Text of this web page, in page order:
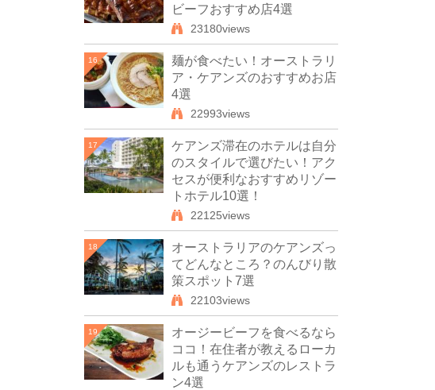
ビーフおすすめ店4選
23180views
16
麺が食べたい！オーストラリ
ア・ケアンズのおすすめお店
4選
22993views
17
ケアンズ滞在のホテルは自分
のスタイルで選びたい！アク
セスが便利なおすすめリゾー
トホテル10選！
22125views
18
オーストラリアのケアンズっ
てどんなところ？のんびり散
策スポット7選
22103views
19
オージービーフを食べるなら
ココ！在住者が教えるローカ
ルも通うケアンズのレストラ
ン4選